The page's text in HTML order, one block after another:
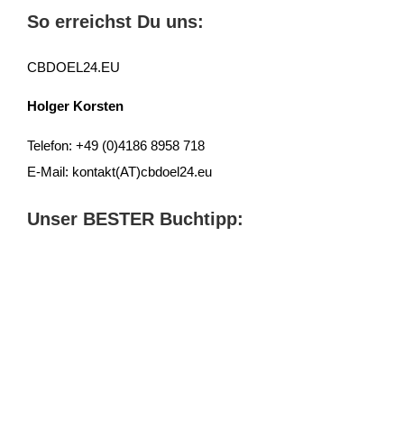
So erreichst Du uns:
CBDOEL24.EU
Holger Korsten
Telefon: +49 (0)4186 8958 718
E-Mail: kontakt(AT)cbdoel24.eu
Unser BESTER Buchtipp: